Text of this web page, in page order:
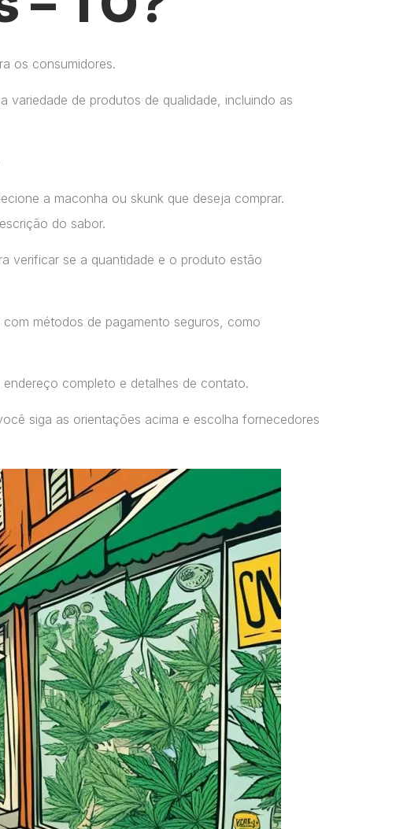
os consumidores.
variedade de produtos de qualidade, incluindo as
a maconha ou skunk que deseja comprar.
do sabor.
verificar se a quantidade e o produto estão
métodos de pagamento seguros, como
completo e detalhes de contato.
siga as orientações acima e escolha fornecedores